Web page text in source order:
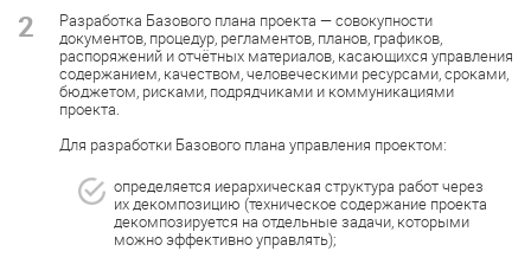
2
Разработка Базового плана проекта — совокупности
документов, процедур, регламентов, планов, графиков,
распоряжений и отчётных материалов, касающихся управления
содержанием, качеством, человеческими ресурсами, сроками,
бюджетом, рисками, подрядчиками и коммуникациями
проекта.
Для разработки Базового плана управления проектом:
определяется иерархическая структура работ через
их декомпозицию (техническое содержание проекта
декомпозируется на отдельные задачи, которыми
можно эффективно управлять);